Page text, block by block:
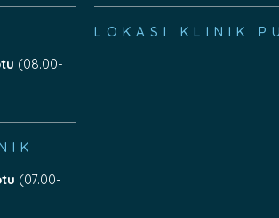
(08.00-
(07.00-
LOKASI KLINIK